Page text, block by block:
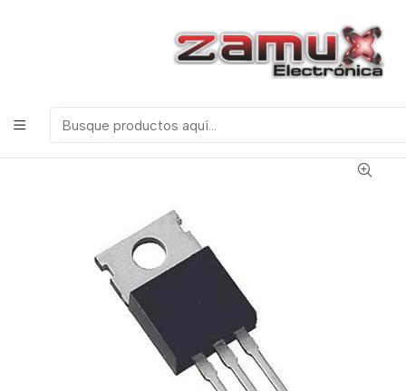
ELECTRONICOS, ROBOTICA & TECNOLOGIA
Semiconductores
Transistores
IRF9530 Mosfet Canal P de Uso General 12 Amperios